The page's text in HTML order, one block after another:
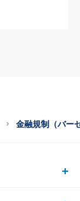
金融規制（バー